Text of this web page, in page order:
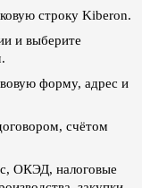
строку Kiberon.
и выберите
форму, адрес и
счётом
ОКЭД, налоговые